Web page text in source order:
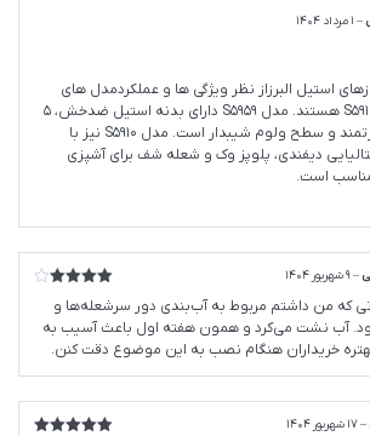
– 1 مرداد 1404
استیل البرزاز نظر ویژگی ها و عملکردمدل های
S5959 و S5910 هستند. مدل S5959 دارای بدنه استیل ضدخش، 5
شعله قدرتمند و سطح ولوم شیبدار است. مدل S5910 نیز با
دیفندی، پلوپز وک و شعله شف برای آشپزی
است.
از 5
– 9 شهریور 1404
که من داشتم مربوط به آب‌بندی دور سرشعله‌ها و
آب نشت می‌کرد و همون هفته اول باعث آسیب به
خریداران هنگام نصب به این موضوع دقت کنن.
–17 شهریور 1404